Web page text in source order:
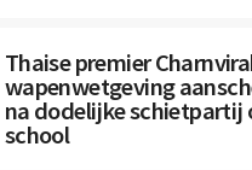
Thaise premier
wapenwetgeving
na dodelijke schietpartij
school